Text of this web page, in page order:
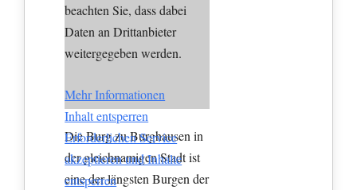
beachten Sie, dass dabei
Daten an Drittanbieter
weitergegeben werden.
Mehr Informationen
Inhalt entsperren
Erforderlichen Service
akzeptieren und Inhalte
entsperren
Die Burg zu Burghausen in
der gleichnamigen Stadt ist
eine der längsten Burgen der